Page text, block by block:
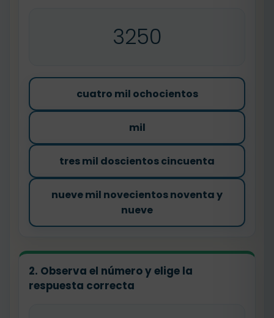
3250
cuatro mil ochocientos
mil
tres mil doscientos cincuenta
nueve mil novecientos noventa y
nueve
2. Observa el número y elige la
respuesta correcta